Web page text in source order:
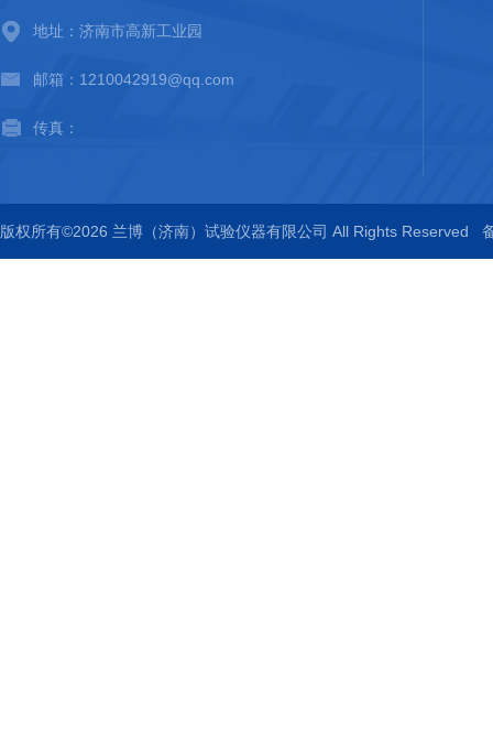
地址：济南市高新工业园
邮箱：1210042919@qq.com
传真：
版权所有©2026 兰博（济南）试验仪器有限公司 All Rights Reserved